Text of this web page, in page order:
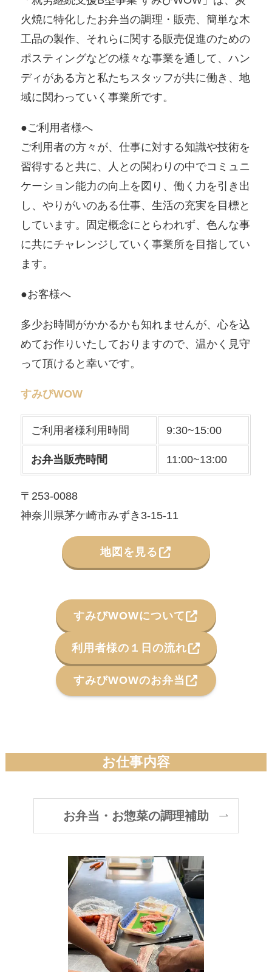
火焼に特化したお弁当の調理・販売、簡単な木
工品の製作、それらに関する販売促進のための
ポスティングなどの様々な事業を通して、ハン
ディがある方と私たちスタッフが共に働き、地
域に関わっていく事業所です。
●ご利用者様へ
ご利用者の方々が、仕事に対する知識や技術を
習得すると共に、人との関わりの中でコミュニ
ケーション能力の向上を図り、働く力を引き出
し、やりがいのある仕事、生活の充実を目標と
しています。固定概念にとらわれず、色んな事
に共にチャレンジしていく事業所を目指してい
ます。
●お客様へ
多少お時間がかかるかも知れませんが、心を込
めてお作りいたしておりますので、温かく見守
って頂けると幸いです。
すみびWOW
ご利用者様利用時間 9:30~15:00
お弁当販売時間 11:00~13:00
〒253-0088
神奈川県茅ケ崎市みずき3-15-11
地図を見る
すみびWOWについて
利用者様の１日の流れ
すみびWOWのお弁当
お仕事内容
お弁当・お惣菜の調理補助